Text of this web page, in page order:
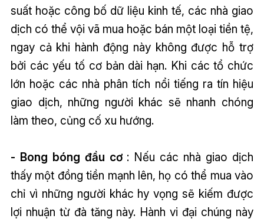
suất hoặc công bố dữ liệu kinh tế, các nhà giao
dịch có thể vội vã mua hoặc bán một loại tiền tệ,
ngay cả khi hành động này không được hỗ trợ
bởi các yếu tố cơ bản dài hạn. Khi các tổ chức
lớn hoặc các nhà phân tích nổi tiếng ra tín hiệu
giao dịch, những người khác sẽ nhanh chóng
làm theo, củng cố xu hướng.
- Bong bóng đầu cơ: Nếu các nhà giao dịch
thấy một đồng tiền mạnh lên, họ có thể mua vào
chỉ vì những người khác hy vọng sẽ kiếm được
lợi nhuận từ đà tăng này. Hành vi đại chúng này